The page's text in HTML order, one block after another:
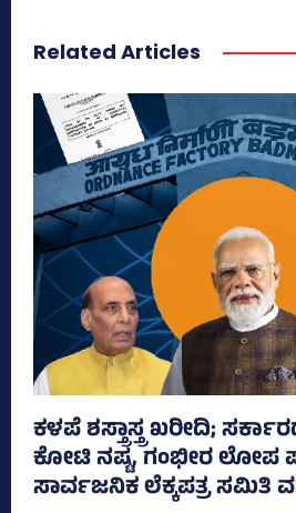
Related Articles
ಕಳಪೆ ಶಸ್ತ್ರಾಸ್ತ್ರ ಖರೀದಿ;
ಕೋಟಿ ನಷ್ಟ, ಗಂಭೀರ ಲೋಪ
ಸಾರ್ವಜನಿಕ ಲೆಕ್ಕಪತ್ರ ಸಮಿತಿ